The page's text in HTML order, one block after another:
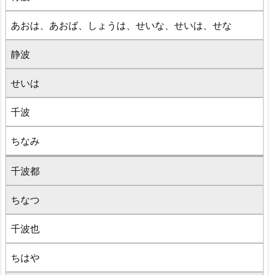
あおは、あおば、しょうは、せいな、せいは、せな
静波
せいは
千波
ちなみ
千波都
ちなつ
千波也
ちはや